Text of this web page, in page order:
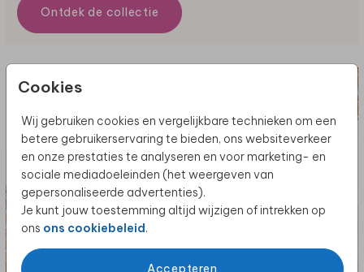
Cookies
Wij gebruiken cookies en vergelijkbare technieken om een
betere gebruikerservaring te bieden, ons websiteverkeer
en onze prestaties te analyseren en voor marketing- en
sociale mediadoeleinden (het weergeven van
gepersonaliseerde advertenties).
Je kunt jouw toestemming altijd wijzigen of intrekken op
ons ons cookiebeleid.
Accepteren
Ontdek de collectie